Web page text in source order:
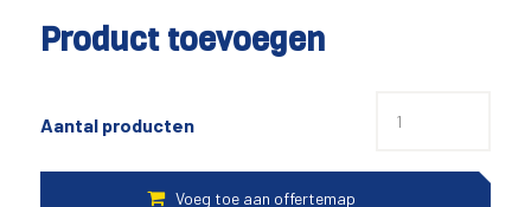
Product toevoegen
Aantal producten